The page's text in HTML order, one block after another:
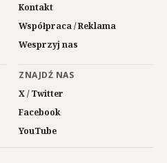
Kontakt
Współpraca / Reklama
Wesprzyj nas
ZNAJDŹ NAS
X / Twitter
Facebook
YouTube